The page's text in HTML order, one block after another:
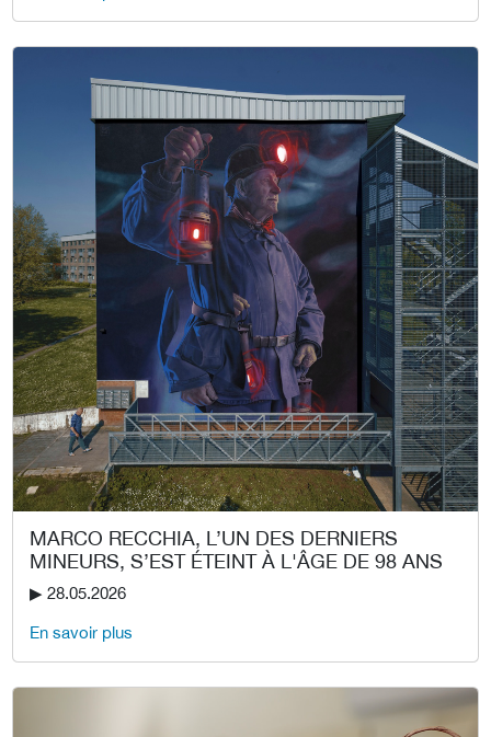
MARCO RECCHIA, L’UN DES DERNIERS
MINEURS, S’EST ÉTEINT À L'ÂGE DE 98 ANS
▶︎ 28.05.2026
En savoir plus